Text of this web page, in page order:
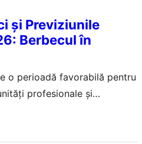
și Previziunile
Berbecul în
o perioadă favorabilă pentru
profesionale și